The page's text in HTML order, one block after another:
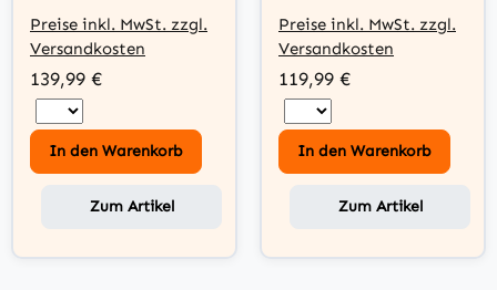
Silberoxid Batterie
1,55V
Preise inkl. MwSt. zzgl.
Versandkosten
139,99 €
In den Warenkorb
Zum Artikel
1,55V
Preise inkl. MwSt. zzgl.
Versandkosten
119,99 €
In den Warenkorb
Zum Artikel